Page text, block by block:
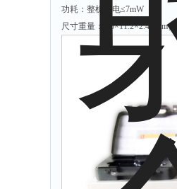
功耗：整机耗电≤7mW
尺寸重量：5.6×11.2×2.4（cm